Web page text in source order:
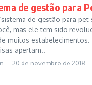
de gestão para
de gestão para pet
mas ele tem sido
muitos estabelecimentos.
apertam...
20 de novembro de 2018